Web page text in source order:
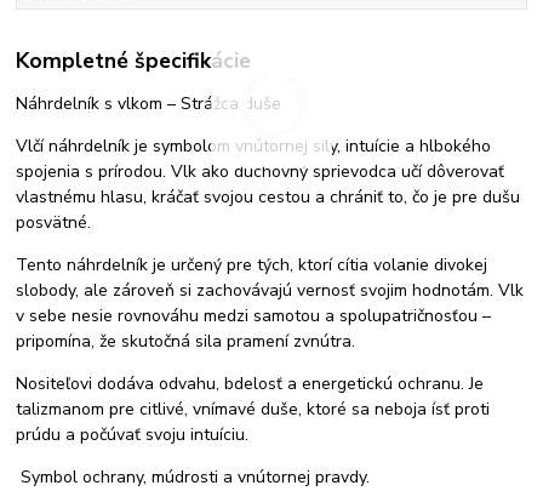
Kompletné špecifikácie
Náhrdelník s vlkom – Strážca duše
Vlčí náhrdelník je symbolom vnútornej sily, intuície a hlbokého
spojenia s prírodou. Vlk ako duchovný sprievodca učí dôverovať
vlastnému hlasu, kráčať svojou cestou a chrániť to, čo je pre dušu
posvätné.
Tento náhrdelník je určený pre tých, ktorí cítia volanie divokej
slobody, ale zároveň si zachovávajú vernosť svojim hodnotám. Vlk
v sebe nesie rovnováhu medzi samotou a spolupatričnosťou –
pripomína, že skutočná sila pramení zvnútra.
Nositeľovi dodáva odvahu, bdelosť a energetickú ochranu. Je
talizmanom pre citlivé, vnímavé duše, ktoré sa neboja ísť proti
prúdu a počúvať svoju intuíciu.
Symbol ochrany, múdrosti a vnútornej pravdy.